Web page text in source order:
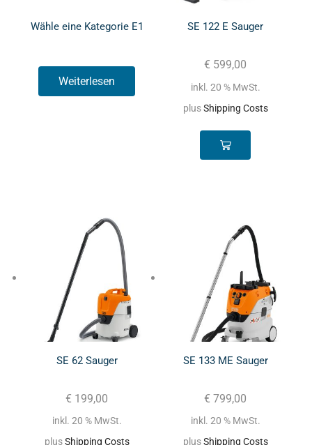
Wähle eine Kategorie E1
Weiterlesen
SE 122 E Sauger
€ 599,00
inkl. 20 % MwSt.
plusShipping Costs
SE 62 Sauger
€ 199,00
inkl. 20 % MwSt.
plusShipping Costs
SE 133 ME Sauger
€ 799,00
inkl. 20 % MwSt.
plusShipping Costs